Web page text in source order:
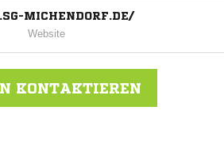
MICHENDORF.DE/
Website
KONTAKTIEREN